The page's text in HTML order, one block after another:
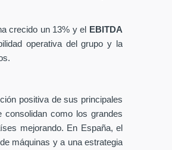
crecido un 13% y el
EBITDA
operativa del grupo y la
positiva de sus principales
consolidan como los grandes
mejorando. En España, el
máquinas y a una estrategia